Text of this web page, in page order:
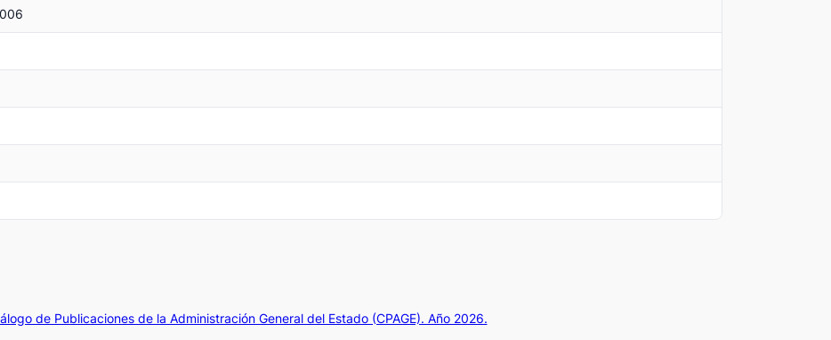
de Publicaciones de la Administración General del Estado (CPAGE). Año 2026.